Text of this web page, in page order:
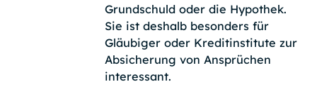
Grundschuld oder die Hypothek.
Sie ist deshalb besonders für
Gläubiger oder Kreditinstitute zur
Absicherung von Ansprüchen
interessant.